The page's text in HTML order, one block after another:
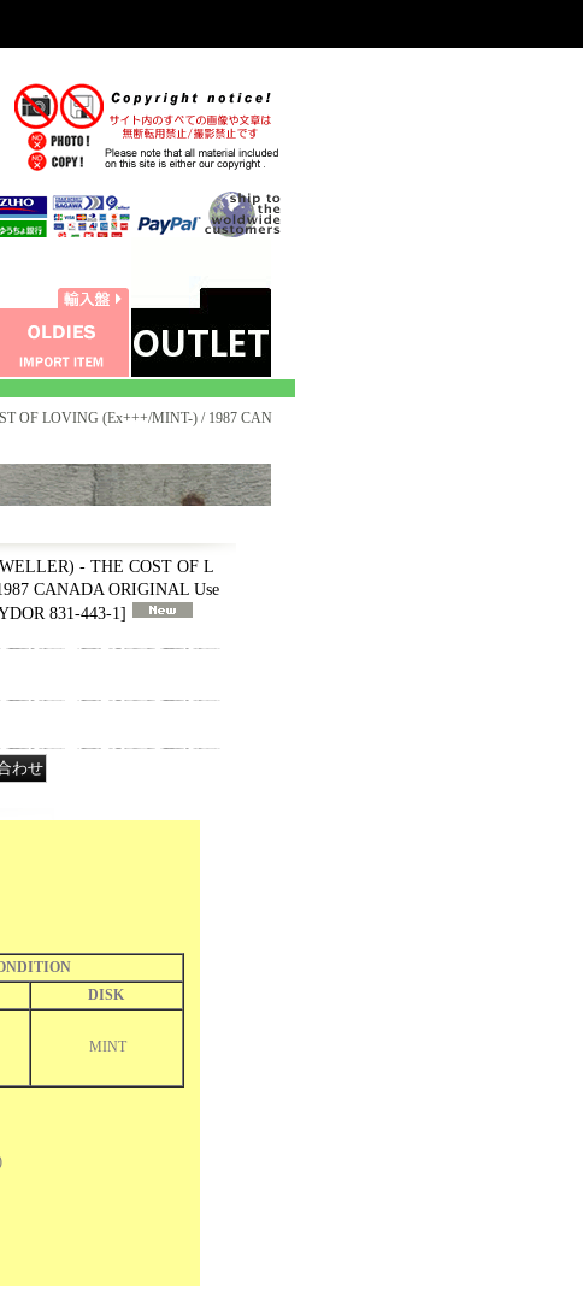
OF LOVING (Ex+++/MINT-) / 1987 CAN
- THE COST OF L
CANADA ORIGINAL Use
831-443-1]
DISK
MINT